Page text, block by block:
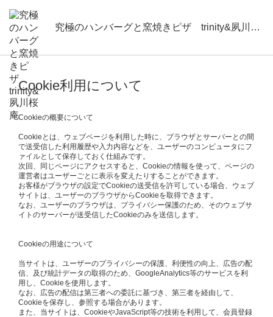
究極のハンバーグと窯焼きピザ trinity&夙川桜庵
Cookie利用について
Cookieの概要について
Cookieとは、ウェブページを利用した時に、ブラウザとサーバーとの間
で送受信した利用履歴や入力内容などを、ユーザーのコンピュータにフ
ァイルとして保存しておく仕組みです。
次回、同じページにアクセスすると、Cookieの情報を使って、ページの
運営者はユーザーごとに表示を変えたりすることができます。
お客様がブラウザの設定でCookieの送受信を許可している場合、ウェブ
サイトは、ユーザーのブラウザからCookieを取得できます。
なお、ユーザーのブラウザは、プライバシー保護のため、そのウェブサ
イトのサーバーが送受信したCookieのみを送信します。
Cookieの用途について
当サイトは、ユーザーのプライバシーの保護、利便性の向上、広告の配
信、及び統計データの取得のため、GoogleAnalytics等のサービスを利
用し、Cookieを使用します。
なお、広告の配信は第三者への委託に基づき、第三者を経由して、
Cookieを保存し、参照する場合があります。
また、当サイトは、CookieやJavaScript等の技術を利用して、会員登録